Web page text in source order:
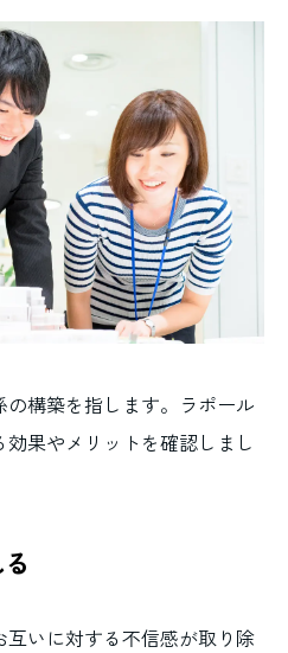
構築を指します。ラポール
果やメリットを確認しまし
いに対する不信感が取り除